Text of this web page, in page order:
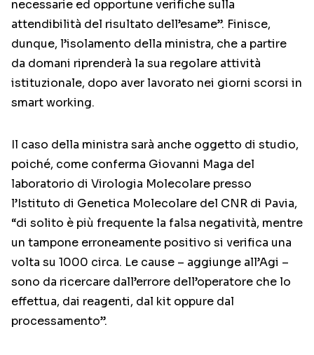
necessarie ed opportune verifiche sulla
attendibilità del risultato dell’esame”. Finisce,
dunque, l’isolamento della ministra, che a partire
da domani riprenderà la sua regolare attività
istituzionale, dopo aver lavorato nei giorni scorsi in
smart working.
Il caso della ministra sarà anche oggetto di studio,
poiché, come conferma Giovanni Maga del
laboratorio di Virologia Molecolare presso
l’Istituto di Genetica Molecolare del CNR di Pavia,
“di solito è più frequente la falsa negatività, mentre
un tampone erroneamente positivo si verifica una
volta su 1000 circa. Le cause – aggiunge all’Agi –
sono da ricercare dall’errore dell’operatore che lo
effettua, dai reagenti, dal kit oppure dal
processamento”.